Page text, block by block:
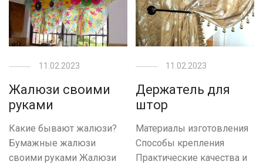
11.02.2023
Жалюзи своими
руками
Какие бывают жалюзи?
Бумажные жалюзи
своими руками Жалюзи
11.02.2023
Держатель для
штор
Материалы изготовления
Способы крепления
Практические качества и